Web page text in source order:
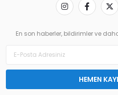
En son haberler, bildirimler ve
HEMEN